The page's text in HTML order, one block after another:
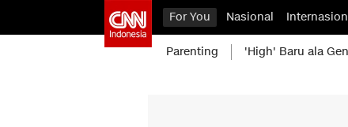
For You Nasional
Parenting 'High' Baru ala